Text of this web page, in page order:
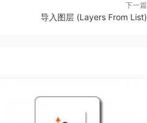
下一篇
导入图层 (Layers From List)